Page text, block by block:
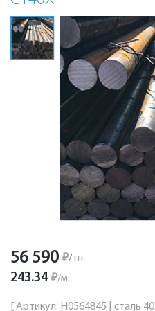
56 590 ₽/тн
243.34 ₽/м
[ Артикул: Н0564845 | сталь